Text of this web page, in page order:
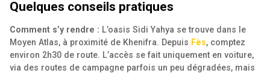
Quelques conseils pratiques
Comment s’y rendre : L’oasis Sidi Yahya se trouve dans le
Moyen Atlas, à proximité de Khenifra. Depuis Fès, comptez
environ 2h30 de route. L’accès se fait uniquement en voiture,
via des routes de campagne parfois un peu dégradées, mais